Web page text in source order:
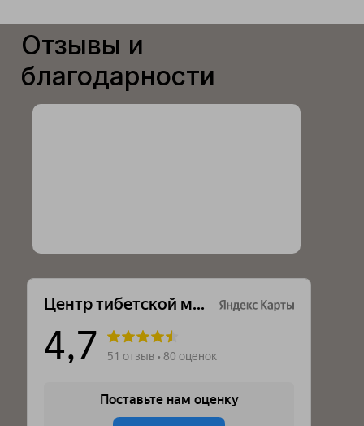
Отзывы и
благодарности